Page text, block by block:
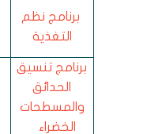
برنامج نظم
التغذية
برنامج تنسيق
الحدائق
والمسطحات
الخضراء